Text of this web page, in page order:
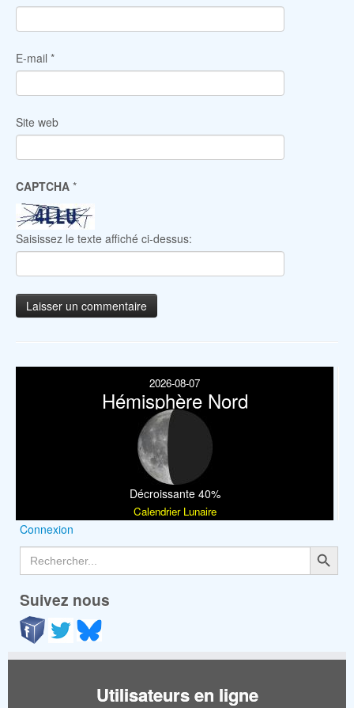
E-mail *
Site web
CAPTCHA *
Saisissez le texte affiché ci-dessus:
2026-08-07
Hémisphère Nord
Décroissante 40%
Calendrier Lunaire
Connexion
Search
for:
Search Button
Suivez nous
Utilisateurs en ligne